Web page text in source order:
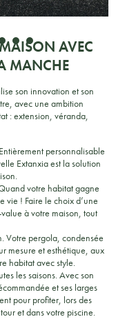
AVEC
MANCHE
son innovation et son
avec une ambition
: extension, véranda,
personnalisable
Extanxia est la solution
votre habitat gagne
vie ! Faire le choix d’une
à votre maison, tout
Votre pergola, condensée
mesure et esthétique, aux
habitat avec style.
les saisons. Avec son
et ses larges
pour profiter, lors des
et dans votre piscine.